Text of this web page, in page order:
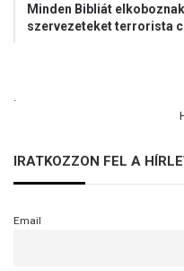
Minden Bibliát
szervezeteket terrorista
IRATKOZZON FEL A
Email